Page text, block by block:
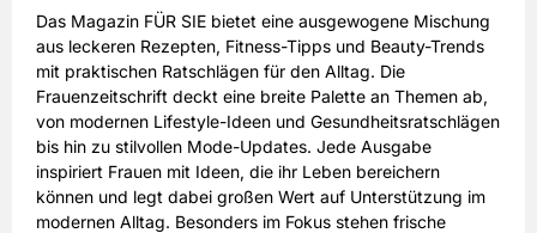
Das Magazin FÜR SIE bietet eine ausgewogene Mischung
aus leckeren Rezepten, Fitness-Tipps und Beauty-Trends
mit praktischen Ratschlägen für den Alltag. Die
Frauenzeitschrift deckt eine breite Palette an Themen ab,
von modernen Lifestyle-Ideen und Gesundheitsratschlägen
bis hin zu stilvollen Mode-Updates. Jede Ausgabe
inspiriert Frauen mit Ideen, die ihr Leben bereichern
können und legt dabei großen Wert auf Unterstützung im
modernen Alltag. Besonders im Fokus stehen frische